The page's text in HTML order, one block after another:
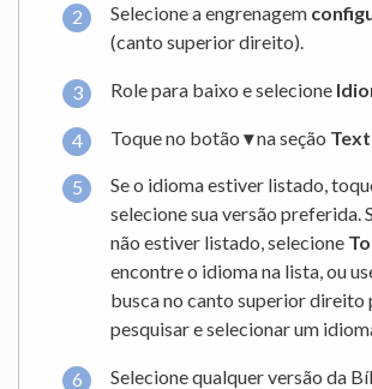
Selecione a engrenagem
(canto superior direito).
Role para baixo e selecione
Toque no botão ▾na seção
Se o idioma estiver listado,
selecione sua versão preferida.
não estiver listado, selecione
encontre o idioma na lista, ou
busca no canto superior direito
pesquisar e selecionar um
Selecione qualquer versão da